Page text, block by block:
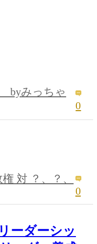
byみっちゃ
0
対 ？、？、
0
ーダーシッ